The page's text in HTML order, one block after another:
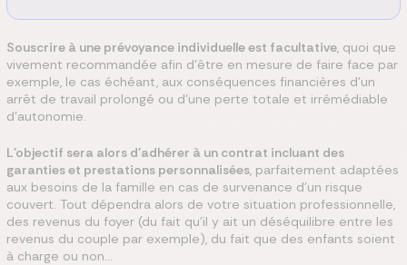
Souscrire à une prévoyance individuelle est facultative, quoi que
vivement recommandée afin d’être en mesure de faire face par
exemple, le cas échéant, aux conséquences financières d’un
arrêt de travail prolongé ou d’une perte totale et irrémédiable
d’autonomie.
L’objectif sera alors d’adhérer à un contrat incluant des
garanties et prestations personnalisées, parfaitement adaptées
aux besoins de la famille en cas de survenance d’un risque
couvert. Tout dépendra alors de votre situation professionnelle,
des revenus du foyer (du fait qu’il y ait un déséquilibre entre les
revenus du couple par exemple), du fait que des enfants soient
à charge ou non…